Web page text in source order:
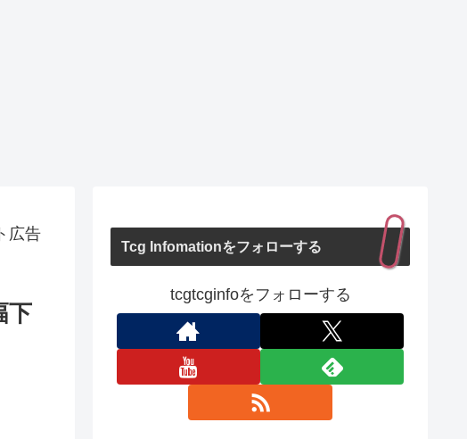
広告
下
Tcg Infomationをフォローする
tcgtcginfoをフォローする